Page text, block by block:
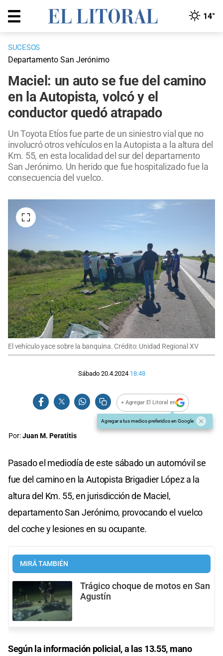
14°
SUCESOS
Departamento San Jerónimo
Maciel: un auto se fue del camino
en la Autopista, volcó y el
conductor quedó atrapado
Un Toyota Etíos fue parte de un siniestro vial que no
involucró otros vehículos en la Autopista a la altura del
Km. 55, en esta localidad del sur del departamento
San Jerónimo. Un herido que fue hospitalizado fue la
consecuencia del vuelco.
El vehículo yace sobre la banquina. Crédito: Unidad Regional XV
Sábado 20.4.2024 18:48
+ Agregar El Litoral en
Agregar a tus medios preferidos en Google
Por:Juan M. Peratitis
Pasado el mediodía de este sábado un automóvil se
fue del camino en la Autopista Brigadier López a la
altura del Km. 55, en jurisdicción de Maciel,
departamento San Jerónimo, provocando el vuelco
del coche y lesiones en su ocupante.
MIRÁ TAMBIÉN
Trágico choque de motos en San
Agustín
Según la información policial, a las 13.55, mano